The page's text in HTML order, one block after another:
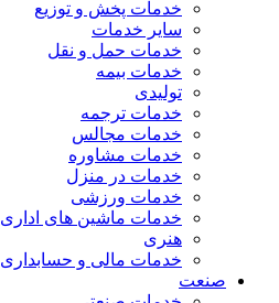
خدمات پخش و توزیع
سایر خدمات
خدمات حمل و نقل
خدمات بیمه
تولیدی
خدمات ترجمه
خدمات مجالس
خدمات مشاوره
خدمات در منزل
خدمات ورزشی
خدمات ماشین های اداری
هنری
خدمات مالی و حسابداری
صنعت